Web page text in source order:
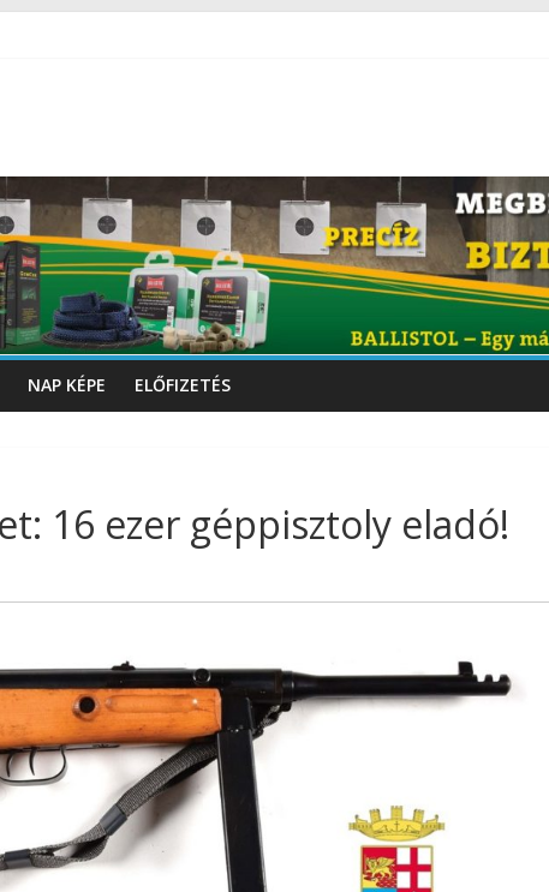
NAP KÉPE ELŐFIZETÉS
16 ezer géppisztoly eladó!